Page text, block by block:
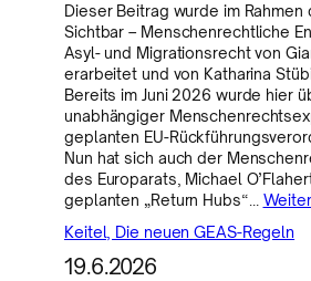
Dieser Beitrag wurde im Rahmen
Sichtbar – Menschenrechtliche
Asyl- und Migrationsrecht von
erarbeitet und von Katharina
Bereits im Juni 2026 wurde hier
unabhängiger
geplanten EU-
Nun hat sich auch der
des Europarats, Michael
geplanten „Return Hubs“…
Keitel, Die neuen GEAS-Regeln
19.6.2026